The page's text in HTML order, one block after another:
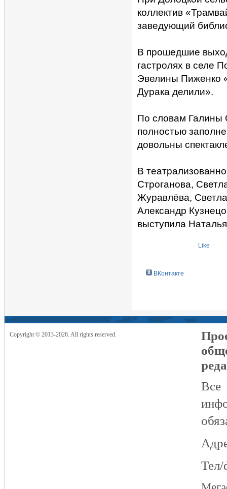
коллектив
заведующий
В прошедшие
гастролях в селе
Эвелины Пиженко
Дурака делили».
По словам Галины
полностью
довольны
В
Строганова,
Журавлёва,
Александр
выступила
Like
ВКонтакте
Copyright © 2013-2026. All rights reserved.